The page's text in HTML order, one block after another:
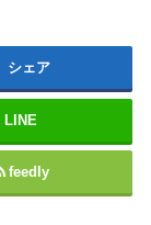
シェア
LINE
feedly